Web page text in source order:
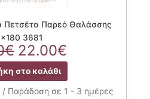
Πετσέτα Παρεό Θαλάσσης
3681
€ Original
price
was:
44.00€.
22.00€Η
τρέχουσα
τιμή
είναι:
στο καλάθι
Παράδοση σε 1 - 3 ημέρες